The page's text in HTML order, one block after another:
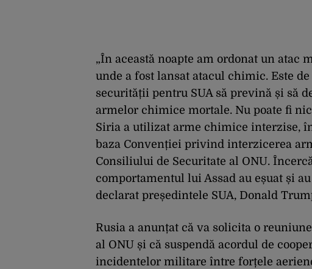
„În această noapte am ordonat un atac
unde a fost lansat atacul chimic. Este
securității pentru SUA să prevină și să
armelor chimice mortale. Nu poate fi
Siria a utilizat arme chimice interzise,
baza Convenției privind interzicerea
Consiliului de Securitate al ONU.
comportamentul lui Assad au eșuat și
declarat președintele SUA, Donald
Rusia a anunțat că va solicita o
al ONU și că suspendă acordul de
incidentelor militare între forțele